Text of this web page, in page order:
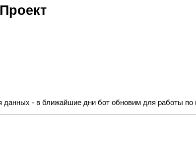
данных - в ближайшие дни бот обновим для работы